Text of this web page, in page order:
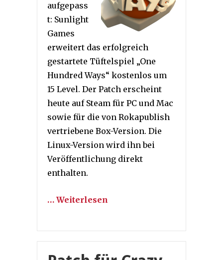
aufgepass
t: Sunlight
Games
erweitert das erfolgreich
gestartete Tüftelspiel „One
Hundred Ways“ kostenlos um
15 Level. Der Patch erscheint
heute auf Steam für PC und Mac
sowie für die von Rokapublish
vertriebene Box-Version. Die
Linux-Version wird ihn bei
Veröffentlichung direkt
enthalten.
… Weiterlesen